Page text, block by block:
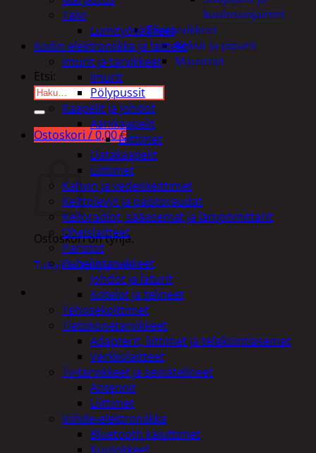
kuulosuojaimet
Elintarvikkeet
Keksit ja piparit
Mausteet
Etsi:
Ostoskori /0,00€
Ostoskori on tyhjä.
Takaisin kauppaan
Talvi
Lumityövälineet
Kodin elektroniikka ja laitteet
Imurit ja tarvikkeet
Imurit
Pölypussit
Kaapelit ja johdot
Äänikaapelit
Liittimet
Datakaapelit
Liittimet
Kahvin ja vedenkeittimet
Keittolevyt ja paistoraudat
Kelloradiot, sääasemat ja lämpömittarit
Oheislaitteet
Paristot
Puhelintarvikkeet
Johdot ja laturit
Kotelot ja telineet
Tehosekoittimet
Tietokonetarvikkeet
Adapterit, liittimet ja telakointiasemat
Verkkolaitteet
Tv-tarvikkeet ja seinätelineet
Antennit
Liittimet
Viihde-elektroniikka
Bluetooth kaiuttimet
Kuulokkeet